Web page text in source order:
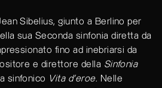
Sibelius, giunto a Berlino per
sua Seconda sinfonia diretta da
fino ad inebriarsi da
e direttore della Sinfonia
sinfonico Vita d’eroe. Nelle